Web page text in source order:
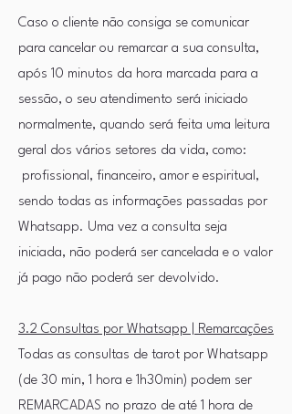
Caso o cliente não consiga se comunicar
para cancelar ou remarcar a sua consulta,
após 10 minutos da hora marcada para a
sessão, o seu atendimento será iniciado
normalmente, quando será feita uma leitura
geral dos vários setores da vida, como:
profissional, financeiro, amor e espiritual,
sendo todas as informações passadas por
Whatsapp. Uma vez a consulta seja
iniciada, não poderá ser cancelada e o valor
já pago não poderá ser devolvido.
3.2 Consultas por Whatsapp | Remarcações
Todas as consultas de tarot por Whatsapp
(de 30 min, 1 hora e 1h30min) podem ser
REMARCADAS no prazo de até 1 hora de